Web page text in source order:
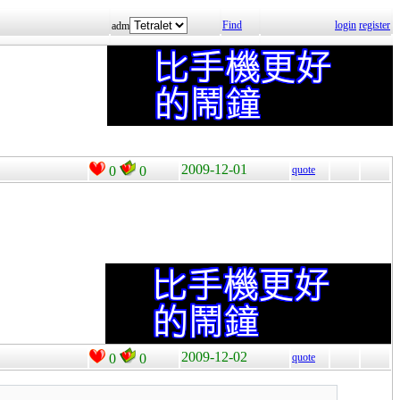
adm Find login register
0 0 2009-12-01 quote
0 0 2009-12-02 quote